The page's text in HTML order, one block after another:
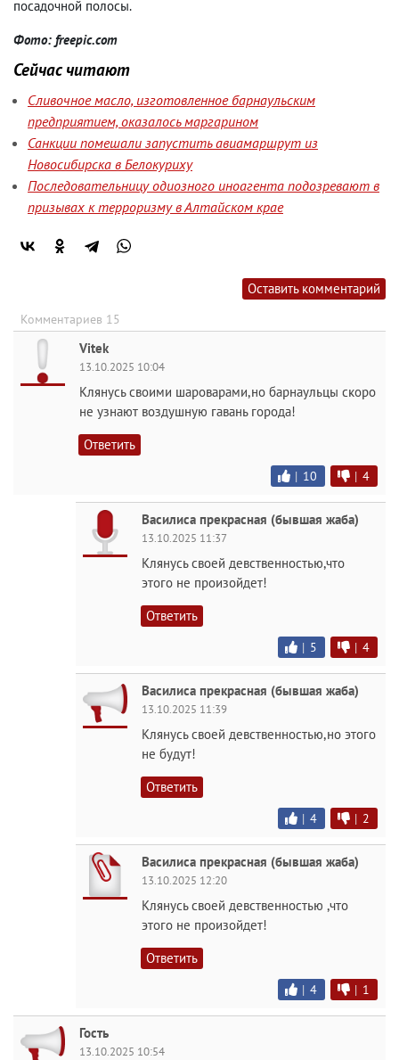
посадочной полосы.
Фото: freepic.com
Сейчас читают
Сливочное масло, изготовленное барнаульским
предприятием, оказалось маргарином
Санкции помешали запустить авиамаршрут из
Новосибирска в Белокуриху
Последовательницу одиозного иноагента подозревают в
призывах к терроризму в Алтайском крае
Оставить комментарий
Комментариев 15
Vitek
13.10.2025 10:04
Клянусь своими шароварами,но барнаульцы скоро
не узнают воздушную гавань города!
Ответить
| 10 | 4
Василиса прекрасная (бывшая жаба)
13.10.2025 11:37
Клянусь своей девственностью,что
этого не произойдет!
Ответить
| 5 | 4
Василиса прекрасная (бывшая жаба)
13.10.2025 11:39
Клянусь своей девственностью,но этого
не будут!
Ответить
| 4 | 2
Василиса прекрасная (бывшая жаба)
13.10.2025 12:20
Клянусь своей девственностью ,что
этого не произойдет!
Ответить
| 4 | 1
Гость
13.10.2025 10:54